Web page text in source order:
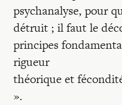
psychanalyse, pour
détruit ; il faut le
principes
rigueur
théorique et
».